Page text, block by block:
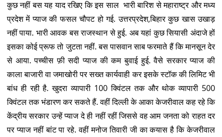
कुछ नहीं बस यह याद रखिए कि इस साल भारी बारिश से महाराष्ट्र और मध्य
प्रदेश में प्याज की फसल चौपट हो गई. उत्तरप्रदेश,बिहार कुछ खास उखाड़
नहीं पाया. भारी आवक बस राजस्थान से हुई. अब यहां कुछ सियासी अंदाजे हों
इसका कोई प्रूफ तो जुटता नहीं. बस पासवान साब फरमाते हैं कि मानसून देर
से आया. पच्चीस फ़ी सदी प्याज की कम बुवाई हुई. वैसे सरकार प्याज की
काला बाजारी वा जमाखोरी पर सख्त कार्यवाही कर इसके स्टॉक की लिमिट भी
बांध ही रही है. खुदरा व्यापारी 100 क्विंटल तक और थोक व्यापारी 500
क्विंटल तक भंडारण कर सकते हैं. वहीं दिल्ली के आका केजरीवाल कह रहे कि
केंद्रीय सरकार उन्हें प्याज दे ही नहीं रहीं जिससे वह आम जनता को राहत दर
पर प्याज नहीं बांट पा रहे. वहीं मनोज तिवारी जी का कयास है कि केजरीवाल